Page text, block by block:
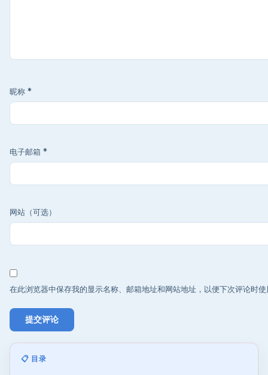
昵称 *
电子邮箱 *
网站（可选）
在此浏览器中保存我的显示名称、邮箱地址和网站地址，以便下次评论时使
📋 目录